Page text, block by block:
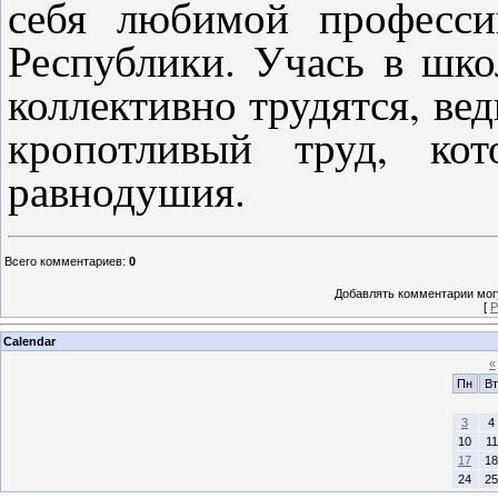
себя любимой
Республики. Учась в
коллективно трудятся,
кропотливый труд,
равнодушия.
Всего комментариев: 0
Добавлять комментарии
[
Calendar
«
Пн
Вт
3
4
10
11
17
18
24
25